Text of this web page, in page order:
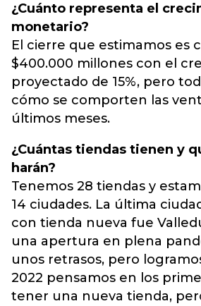
¿Cuánto representa el
monetario?
El cierre que estimamos es
$400.000 millones con el
proyectado de 15%, pero
cómo se comporten las
últimos meses.
¿Cuántas tiendas tienen y
harán?
Tenemos 28 tiendas y
14 ciudades. La última
con tienda nueva fue
una apertura en plena
unos retrasos, pero
2022 pensamos en los
tener una nueva tienda,